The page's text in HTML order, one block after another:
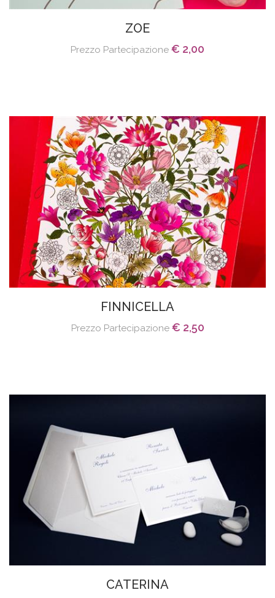
ZOE
Prezzo Partecipazione € 2,00
FINNICELLA
Prezzo Partecipazione € 2,50
CATERINA